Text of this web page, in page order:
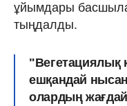
ұйымдары
тыңдалды.
"Вегетациялық
ешқандай
олардың